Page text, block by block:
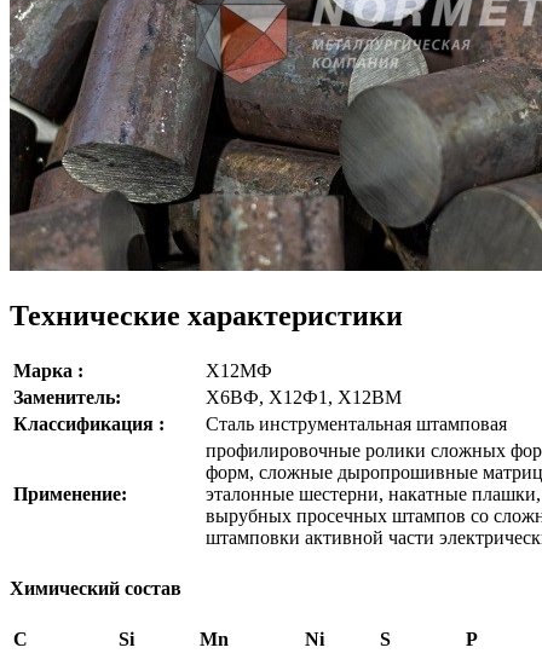
Технические характеристики
Марка :
Х12МФ
Заменитель:
Х6ВФ, Х12Ф1, Х12ВМ
Классификация :
Сталь инструментальная штамповая
Применение:
профилировочные ролики сложных
форм, сложные дыропрошивные
эталонные шестерни, накатные
вырубных просечных штампов со
штамповки активной части
Химический состав
C Si Mn Ni S
P